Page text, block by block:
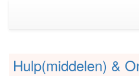
Spring
Hulp(middelen) &